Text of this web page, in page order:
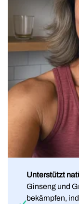
Unterstützt
Ginseng und
bekämpfen,